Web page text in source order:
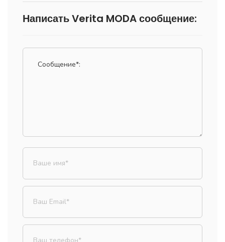
Написать Verita MODA сообщение: